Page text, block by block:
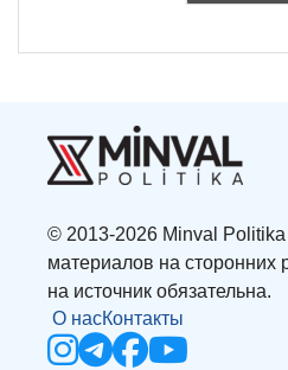
© 2013-2026 Minval
материалов на сторонних
на источник обязательна.
О насКонтакты